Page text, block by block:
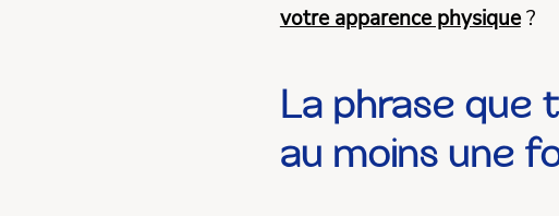
votre apparence physique?
La phrase que
au moins une